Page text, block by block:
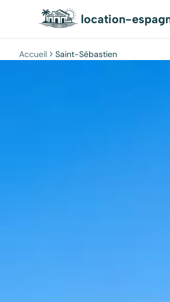
location-
Accueil Saint-Sébastien